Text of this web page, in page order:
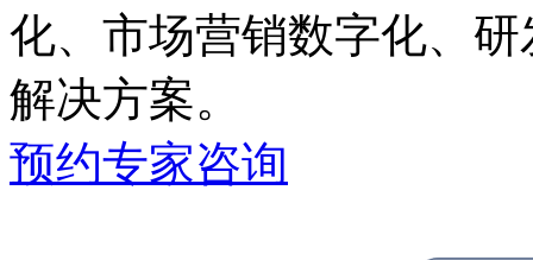
化、市场营销数字化
解决方案。
预约专家咨询